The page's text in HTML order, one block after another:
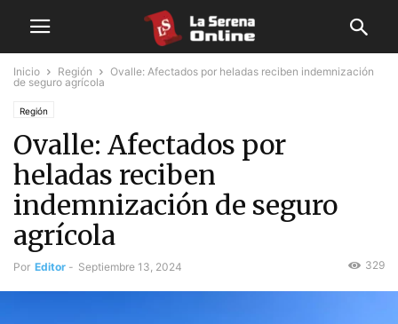
Inicio Región
Ovalle: Afectados por heladas reciben indemnización
de seguro agrícola
Región
Ovalle: Afectados por
heladas reciben
indemnización de seguro
agrícola
Por Editor - Septiembre 13, 2024 329